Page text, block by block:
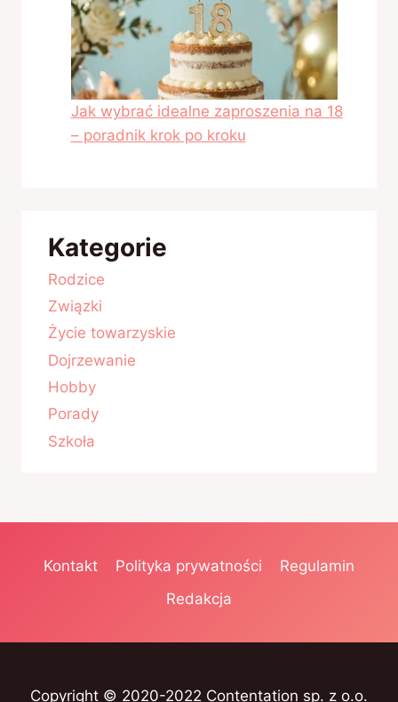
Jak wybrać idealne zaproszenia na 18
– poradnik krok po kroku
Kategorie
Rodzice
Związki
Życie towarzyskie
Dojrzewanie
Hobby
Porady
Szkoła
Kontakt Polityka prywatności
Regulamin
Redakcja
Copyright © 2020-2022 Contentation sp. z o.o.